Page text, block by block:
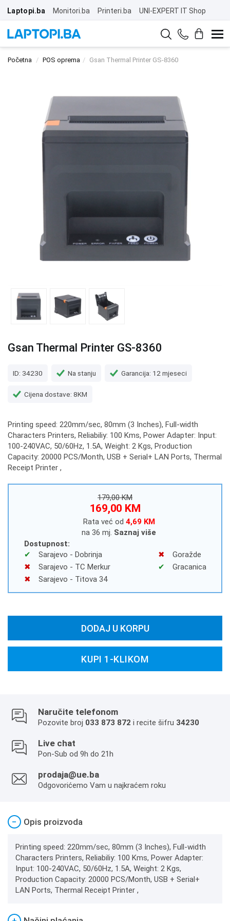
Laptopi.ba Monitori.ba Printeri.ba UNI-EXPERT IT Shop
Početna POS oprema Gsan Thermal Printer GS-8360
Gsan Thermal Printer GS-8360
ID: 34230 Na stanju Garancija: 12 mjeseci
Cijena dostave: 8KM
Printing speed: 220mm/sec, 80mm (3 Inches), Full-width
Characters Printers, Reliabiliy: 100 Kms, Power Adapter: Input:
100-240VAC, 50/60Hz, 1.5A, Weight: 2 Kgs, Production
Capacity: 20000 PCS/Month, USB + Serial+ LAN Ports, Thermal
Receipt Printer ,
179,00 KM
169,00 KM
Rata već od 4,69 KM
na 36 mj. Saznaj više
Dostupnost:
Sarajevo - Dobrinja
Sarajevo - TC Merkur
Sarajevo - Titova 34
Goražde
Gracanica
DODAJ U KORPU
KUPI 1-KLIKOM
Naručite telefonom
Pozovite broj 033 873 872 i recite šifru 34230
Live chat
Pon-Sub od 9h do 21h
prodaja@ue.ba
Odgovorićemo Vam u najkraćem roku
− Opis proizvoda
Printing speed: 220mm/sec, 80mm (3 Inches), Full-width
Characters Printers, Reliabiliy: 100 Kms, Power Adapter:
Input: 100-240VAC, 50/60Hz, 1.5A, Weight: 2 Kgs,
Production Capacity: 20000 PCS/Month, USB + Serial+
LAN Ports, Thermal Receipt Printer ,